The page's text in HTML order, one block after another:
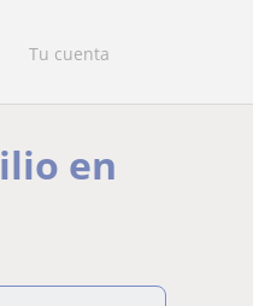
Tu cuenta
en